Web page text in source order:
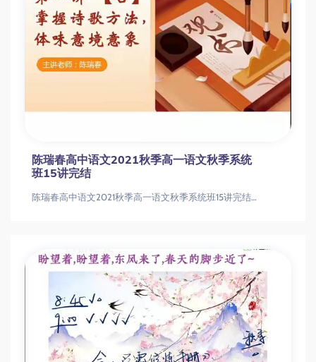
陈瑞春高中语文2021秋季高一语文秋季系统
班15讲完结
陈瑞春高中语文2021秋季高一语文秋季系统班15讲完结陈瑞春高中语文2021秋季高一语文秋季系统班15讲完结